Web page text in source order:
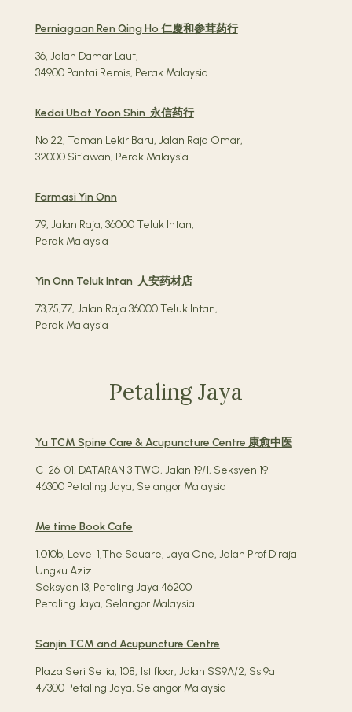
Perniagaan Ren Qing Ho 仁慶和参茸药行
36, Jalan Damar Laut,
34900 Pantai Remis, Perak Malaysia
Kedai Ubat Yoon Shin 永信药行
No 22, Taman Lekir Baru, Jalan Raja Omar,
32000 Sitiawan, Perak Malaysia
Farmasi Yin Onn
79, Jalan Raja, 36000 Teluk Intan,
Perak Malaysia
Yin Onn Teluk Intan 人安药材店
73,75,77, Jalan Raja 36000 Teluk Intan,
Perak Malaysia
Petaling Jaya
Yu TCM Spine Care & Acupuncture Centre 康愈中医
C-26-01, DATARAN 3 TWO, Jalan 19/1, Seksyen 19
46300 Petaling Jaya, Selangor Malaysia
Me time Book Cafe
1.010b, Level 1,The Square, Jaya One, Jalan Prof Diraja
Ungku Aziz.
Seksyen 13, Petaling Jaya 46200
Petaling Jaya, Selangor Malaysia
Sanjin TCM and Acupuncture Centre
Plaza Seri Setia, 108, 1st floor, Jalan SS9A/2, Ss 9a
47300 Petaling Jaya, Selangor Malaysia